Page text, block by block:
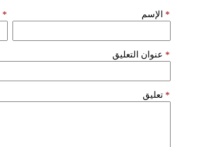
الإسم *
*
عنوان التعليق *
تعليق *